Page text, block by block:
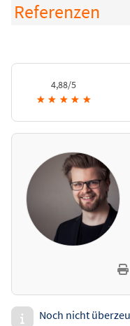
Referenzen
4,88/5
★ ★ ★ ★ ★
Noch nicht